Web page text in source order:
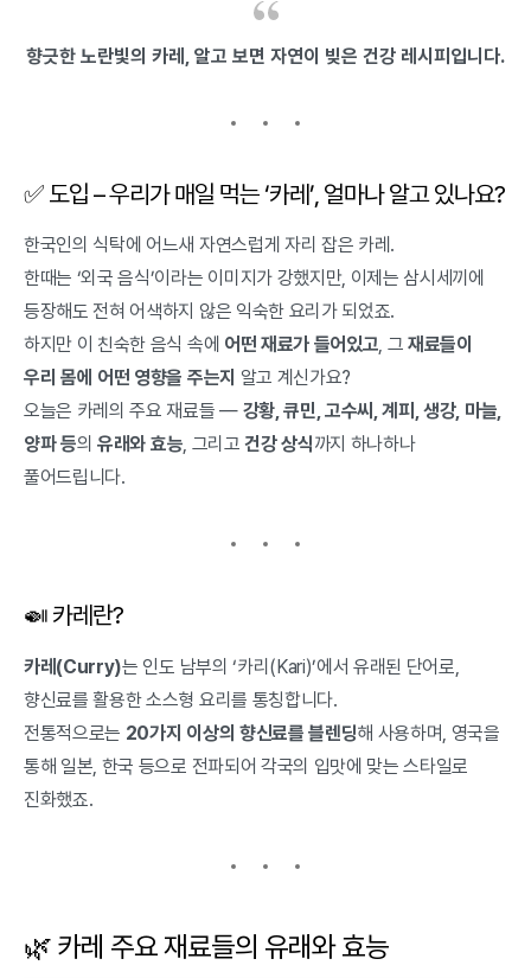
향긋한 노란빛의 카레, 알고 보면 자연이 빚은 건강 레시피입니다.
✅ 도입 – 우리가 매일 먹는 ‘카레’, 얼마나 알고 있나요?
한국인의 식탁에 어느새 자연스럽게 자리 잡은 카레.
한때는 ‘외국 음식’이라는 이미지가 강했지만, 이제는 삼시세끼에
등장해도 전혀 어색하지 않은 익숙한 요리가 되었죠.
하지만 이 친숙한 음식 속에 어떤 재료가 들어있고, 그재료들이
우리 몸에 어떤 영향을 주는지 알고 계신가요?
오늘은 카레의 주요 재료들 — 강황, 큐민, 고수씨, 계피, 생강, 마늘,
양파 등의유래와 효능, 그리고건강 상식까지 하나하나
풀어드립니다.
🍛 카레란?
카레(Curry)는 인도 남부의 ‘카리(Kari)’에서 유래된 단어로,
향신료를 활용한 소스형 요리를 통칭합니다.
전통적으로는 20가지 이상의 향신료를 블렌딩해 사용하며, 영국을
통해 일본, 한국 등으로 전파되어 각국의 입맛에 맞는 스타일로
진화했죠.
🌿 카레 주요 재료들의 유래와 효능